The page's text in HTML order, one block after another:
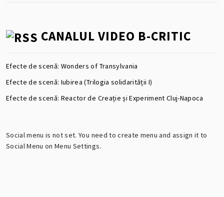
CANALUL VIDEO B-CRITIC
Efecte de scenă: Wonders of Transylvania
Efecte de scenă: Iubirea (Trilogia solidarității I)
Efecte de scenă: Reactor de Creație și Experiment Cluj-Napoca
Social menu is not set. You need to create menu and assign it to
Social Menu on Menu Settings.